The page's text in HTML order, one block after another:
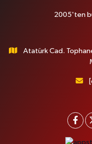
2005'ten bu
Atatürk Cad.